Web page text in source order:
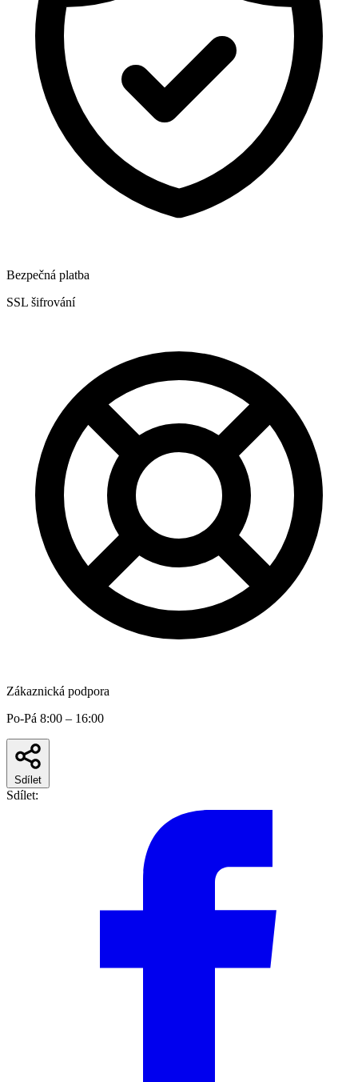
Bezpečná platba
SSL šifrování
Zákaznická podpora
Po-Pá 8:00 – 16:00
Sdílet
Sdílet: